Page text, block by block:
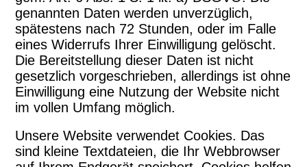
genannten Daten werden unverzüglich,
spätestens nach 72 Stunden, oder im Falle
eines Widerrufs Ihrer Einwilligung gelöscht.
Die Bereitstellung dieser Daten ist nicht
gesetzlich vorgeschrieben, allerdings ist ohne
Einwilligung eine Nutzung der Website nicht
im vollen Umfang möglich.
Unsere Website verwendet Cookies. Das
sind kleine Textdateien, die Ihr Webbrowser